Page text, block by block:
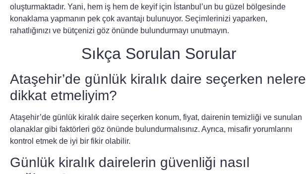
oluşturmaktadır. Yani, hem iş hem de keyif için İstanbul’un bu güzel bölgesinde
konaklama yapmanın pek çok avantajı bulunuyor. Seçimlerinizi yaparken,
rahatlığınızı ve bütçenizi göz önünde bulundurmayı unutmayın.
Sıkça Sorulan Sorular
Ataşehir’de günlük kiralık daire seçerken nelere
dikkat etmeliyim?
Ataşehir’de günlük kiralık daire seçerken konum, fiyat, dairenin temizliği ve sunulan
olanaklar gibi faktörleri göz önünde bulundurmalısınız. Ayrıca, misafir yorumlarını
kontrol etmek de iyi bir fikir olabilir.
Günlük kiralık dairelerin güvenliği nasıl